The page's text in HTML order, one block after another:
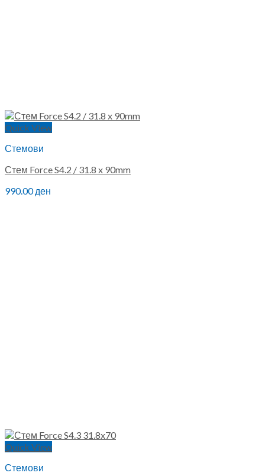
Quick View
Стемови
Стем Force S4.2 / 31.8 x 90mm
990.00ден
Quick View
Стемови